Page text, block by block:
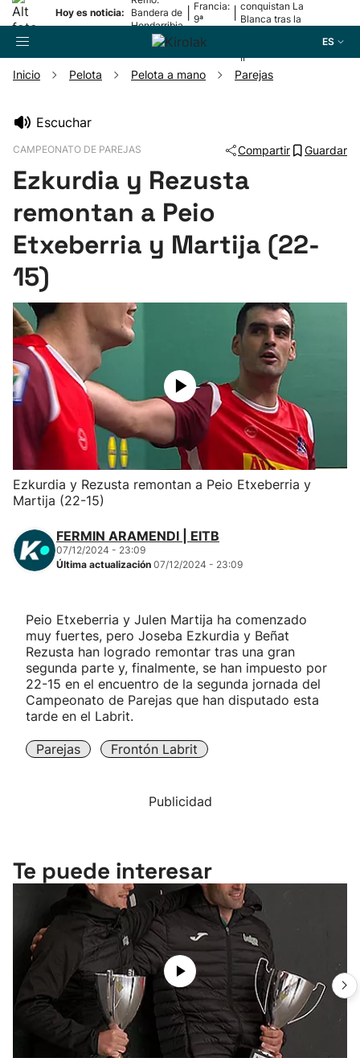
Hoy es noticia:
Bandera de
Hondarribia
Francia:
9ª
conquistan La
Blanca tras la
II
ES
Pelota
Remo
Baloncesto
Ciclismo
Herri-kirolak
Balonmano
Kirolak 360
Carreras de montaña
"Helmuga"
Inicio Pelota Pelota a mano Parejas
Escuchar
CAMPEONATO DE PAREJAS Compartir Guardar
Ezkurdia y Rezusta
remontan a Peio
Etxeberria y Martija (22-
15)
Ezkurdia y Rezusta remontan a Peio Etxeberria y
Martija (22-15)
FERMIN ARAMENDI | EITB
07/12/2024 - 23:09
Última actualización 07/12/2024 - 23:09
Peio Etxeberria y Julen Martija ha comenzado
muy fuertes, pero Joseba Ezkurdia y Beñat
Rezusta han logrado remontar tras una gran
segunda parte y, finalmente, se han impuesto por
22-15 en el encuentro de la segunda jornada del
Campeonato de Parejas que han disputado esta
tarde en el Labrit.
Parejas Frontón Labrit
Publicidad
Te puede interesar